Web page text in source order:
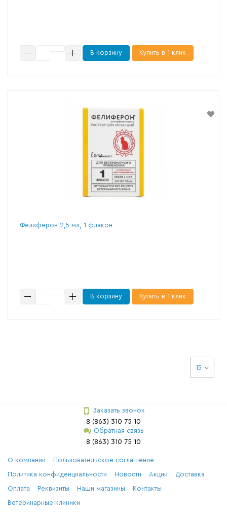
В корзину Купить в 1 клик
Фелиферон 2,5 мл, 1 флакон
В корзину Купить в 1 клик
15
Заказать звонок
8 (863) 310 75 10
Обратная связь
8 (863) 310 75 10
О компании Пользовательское соглашение
Политика конфиденциальности Новости Акции Доставка
Оплата Реквизиты Наши магазины Контакты
Ветеринарные клиники